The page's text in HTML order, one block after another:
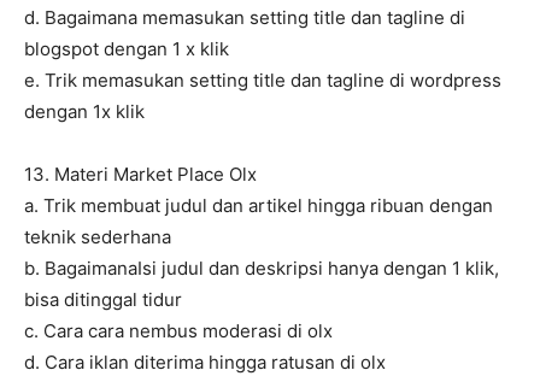
d. Bagaimana memasukan setting title dan tagline di
blogspot dengan 1 x klik
e. Trik memasukan setting title dan tagline di wordpress
dengan 1x klik
13. Materi Market Place Olx
a. Trik membuat judul dan artikel hingga ribuan dengan
teknik sederhana
b. BagaimanaIsi judul dan deskripsi hanya dengan 1 klik,
bisa ditinggal tidur
c. Cara cara nembus moderasi di olx
d. Cara iklan diterima hingga ratusan di olx